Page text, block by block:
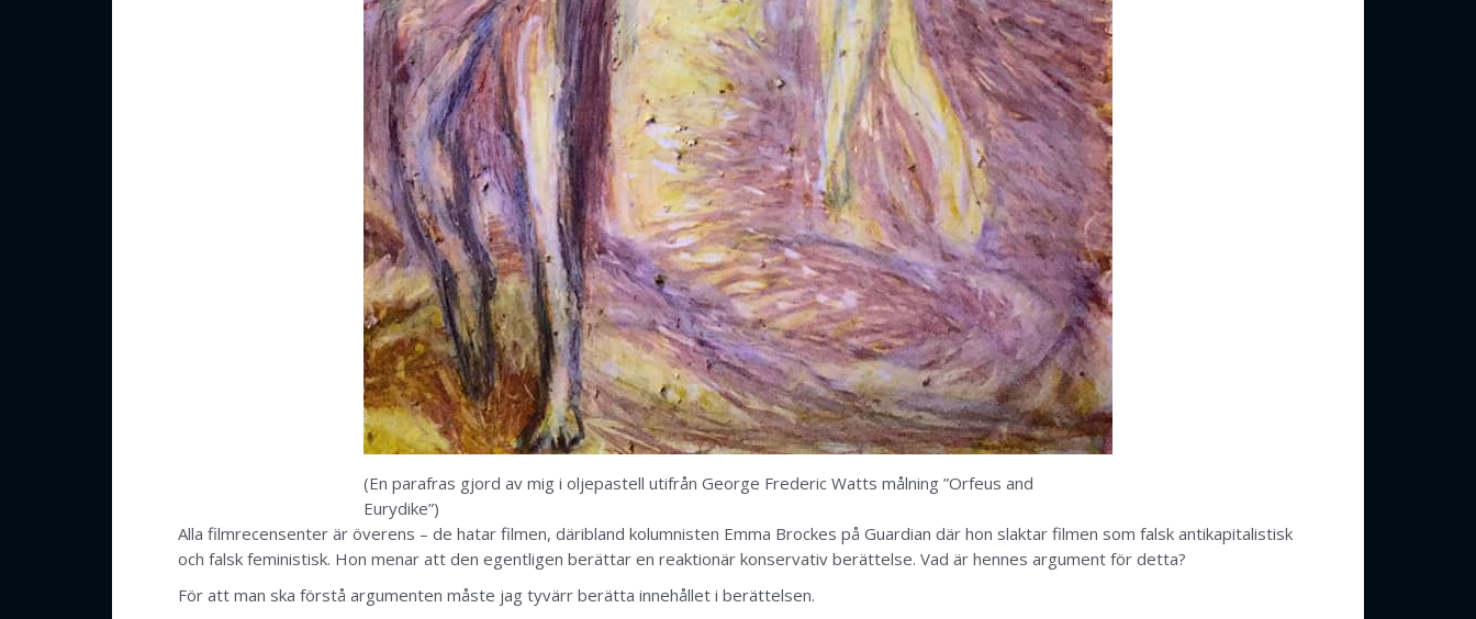
(En parafras gjord av mig i oljepastell utifrån George Frederic Watts målning ”Orfeus and
Eurydike”)
Alla filmrecensenter är överens – de hatar filmen, däribland kolumnisten Emma Brockes på Guardian där hon slaktar filmen som falsk antikapitalistisk
och falsk feministisk. Hon menar att den egentligen berättar en reaktionär konservativ berättelse. Vad är hennes argument för detta?
För att man ska förstå argumenten måste jag tyvärr berätta innehållet i berättelsen.